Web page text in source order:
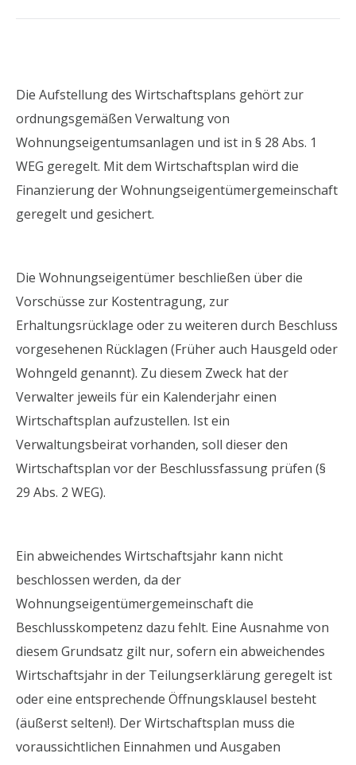
Die Aufstellung des Wirtschaftsplans gehört zur
ordnungsgemäßen Verwaltung von
Wohnungseigentumsanlagen und ist in § 28 Abs. 1
WEG geregelt. Mit dem Wirtschaftsplan wird die
Finanzierung der Wohnungseigentümergemeinschaft
geregelt und gesichert.
Die Wohnungseigentümer beschließen über die
Vorschüsse zur Kostentragung, zur
Erhaltungsrücklage oder zu weiteren durch Beschluss
vorgesehenen Rücklagen (Früher auch Hausgeld oder
Wohngeld genannt). Zu diesem Zweck hat der
Verwalter jeweils für ein Kalenderjahr einen
Wirtschaftsplan aufzustellen. Ist ein
Verwaltungsbeirat vorhanden, soll dieser den
Wirtschaftsplan vor der Beschlussfassung prüfen (§
29 Abs. 2 WEG).
Ein abweichendes Wirtschaftsjahr kann nicht
beschlossen werden, da der
Wohnungseigentümergemeinschaft die
Beschlusskompetenz dazu fehlt. Eine Ausnahme von
diesem Grundsatz gilt nur, sofern ein abweichendes
Wirtschaftsjahr in der Teilungserklärung geregelt ist
oder eine entsprechende Öffnungsklausel besteht
(äußerst selten!). Der Wirtschaftsplan muss die
voraussichtlichen Einnahmen und Ausgaben